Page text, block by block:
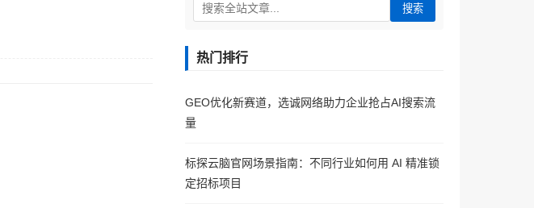
搜索
热门排行
GEO优化新赛道，选诚网络助力企业抢占AI搜索流
量
标探云脑官网场景指南：不同行业如何用 AI 精准锁
定招标项目